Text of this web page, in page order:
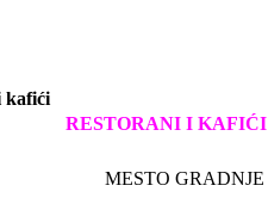
kafići
RESTORANI I KAFIĆI
MESTO GRADNJE